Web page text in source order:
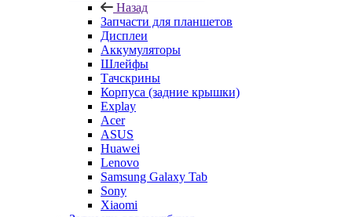
Назад
Запчасти для планшетов
Дисплеи
Аккумуляторы
Шлейфы
Тачскрины
Корпуса (задние крышки)
Explay
Acer
ASUS
Huawei
Lenovo
Samsung Galaxy Tab
Sony
Xiaomi